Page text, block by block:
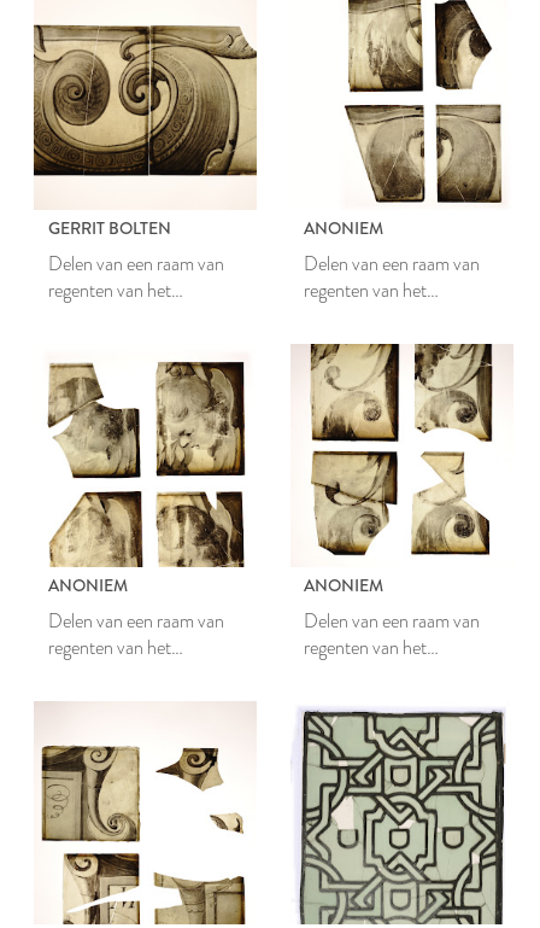
GERRIT BOLTEN
Delen van een raam van
regenten van het
ANONIEM
Delen van een raam van
regenten van het
ANONIEM
Delen van een raam van
regenten van het
ANONIEM
Delen van een raam van
regenten van het